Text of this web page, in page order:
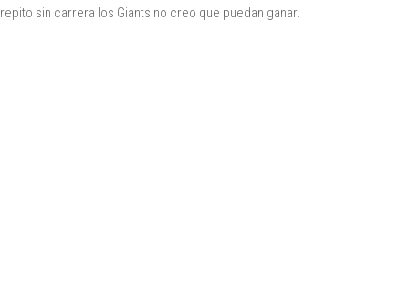
repito sin carrera los Giants no creo que puedan ganar.